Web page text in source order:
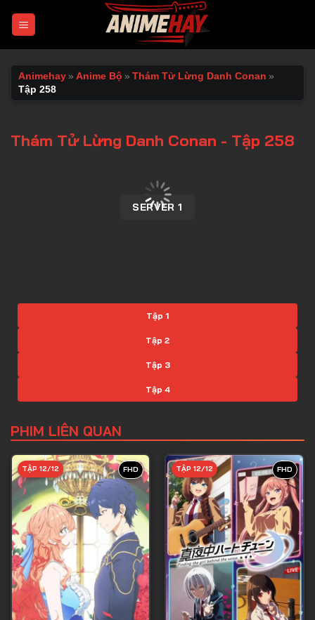
Animehay » Anime Bộ » Thám Tử Lừng Danh Conan »
Tập 258
Thám Tử Lừng Danh Conan - Tập 258
SERVER 1
Tập 1
Tập 2
Tập 3
Tập 4
Tập 6
Tập 7
Tập 8
Tập 9
Tập 10
Tập 11
Tập 12
Tập 13
PHIM LIÊN QUAN
FHD
TẬP 12/12 FHD
TẬP 12/12